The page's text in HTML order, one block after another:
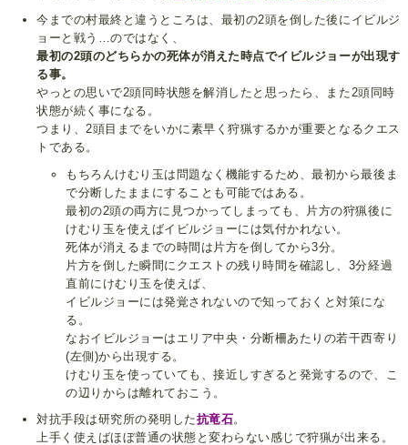
今までの村最終と違うところは、最初の2頭を倒した後にイビルジ
ョーと戦う…のではなく、
最初の2頭のどちらかの死体が消えた時点でイビルジョーが出現す
る事。
やっとの思いで2頭同時状態を解消したと思ったら、また2頭同時
状態が続く事になる。
つまり、2頭目までをいかに素早く狩猟するかが重要となるクエス
トである。
もちろんけむり玉は問題なく機能するため、最初から最後ま
で分断したままにすることも可能ではある。
最初の2頭の両方に見つかってしまっても、片方の狩猟後に
けむり玉を使えばイビルジョーには気付かれない。
死体が消えるまでの時間は片方を倒してから3分。
片方を倒した瞬間にクエストの残り時間を確認し、3分経過
直前にけむり玉を使えば、
イビルジョーには発覚されないので知っておくと対策にな
る。
なおイビルジョーはエリア中央・分断柵あたりの若干西寄り
(左側)から出現する。
けむり玉を使っていても、接近しすぎると発覚するので、こ
の辺りからは離れておこう。
対抗手段は研究所の発明した抗竜石。
上手く使えばほぼ普通の状態と変わらない感じで狩猟が出来る。